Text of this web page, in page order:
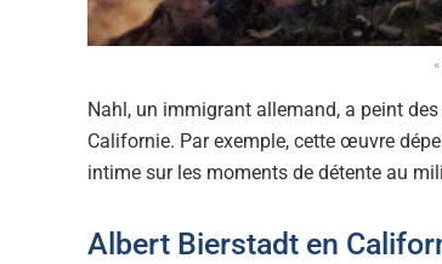
Nahl, un immigrant allemand, a peint
Californie. Par exemple, cette œuvre
intime sur les moments de détente au
Albert Bierstadt en